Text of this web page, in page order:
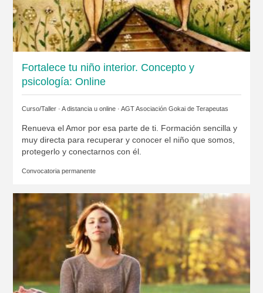
Fortalece tu niño interior. Concepto y
psicología: Online
Curso/Taller · A distancia u online · AGT Asociación Gokai de Terapeutas
Renueva el Amor por esa parte de ti. Formación sencilla y
muy directa para recuperar y conocer el niño que somos,
protegerlo y conectarnos con él.
Convocatoria permanente